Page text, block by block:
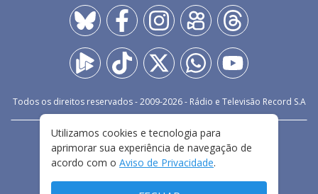
Todos os direitos reservados - 2009-2026- Rádio e Televisão Record S.A
FALE CONOSCO
PRIVACIDADE
TERMOS E CONDIÇÕES DE USO
Utilizamos cookies e tecnologia para
aprimorar sua experiência de navegação de
acordo com o Aviso de Privacidade.